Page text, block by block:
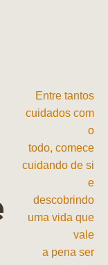
Entre tantos
cuidados com
o
todo, comece
cuidando de si
e
descobrindo
uma vida que
vale
a pena ser